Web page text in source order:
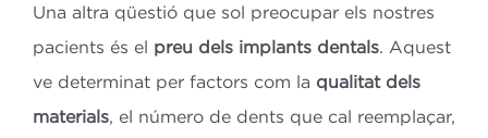
Una altra qüestió que sol preocupar els nostres
pacients és el preu dels implants dentals. Aquest
ve determinat per factors com la qualitat dels
materials, el número de dents que cal reemplaçar,